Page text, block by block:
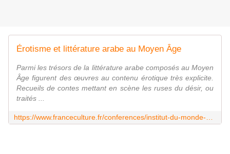
Érotisme et littérature arabe au Moyen Âge
Parmi les trésors de la littérature arabe composés au Moyen
Âge figurent des œuvres au contenu érotique très explicite.
Recueils de contes mettant en scène les ruses du désir, ou
traités ...